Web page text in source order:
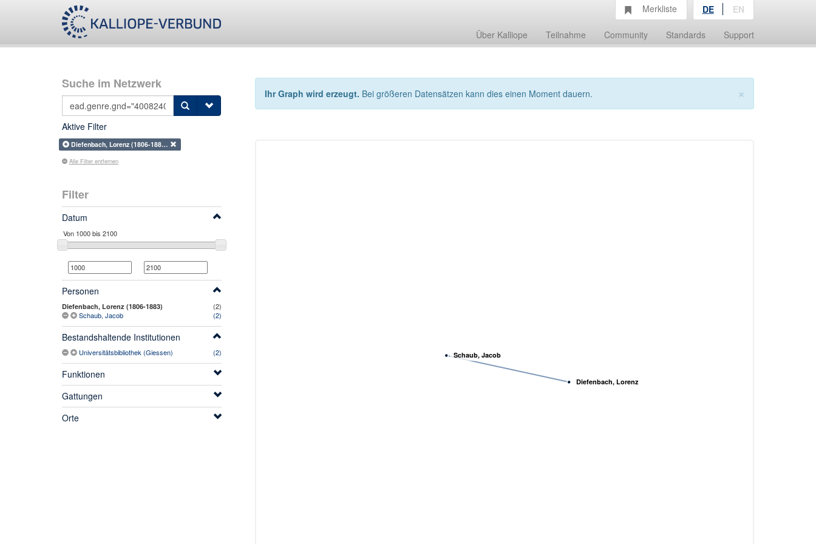
Über Kalliope Teilnahme Community Standards Support
Merkliste DE EN
Suche im Netzwerk
Aktive Filter
Diefenbach, Lorenz (1806-188…
Alle Filter entfernen
Filter
Datum
Personen
Diefenbach, Lorenz (1806-1883)
(2)
Schaub, Jacob
(2)
Bestandshaltende Institutionen
Universitätsbibliothek (Giessen) (2)
Funktionen
Gattungen
Orte
×
Ihr Graph wird erzeugt. Bei größeren Datensätzen kann dies einen Moment dauern.
Schaub, Jacob
Diefenbach, Lorenz